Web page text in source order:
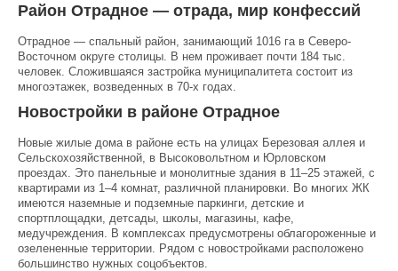
Район Отрадное — отрада, мир конфессий
Отрадное — спальный район, занимающий 1016 га в Северо-
Восточном округе столицы. В нем проживает почти 184 тыс.
человек. Сложившаяся застройка муниципалитета состоит из
многоэтажек, возведенных в 70-х годах.
Новостройки в районе Отрадное
Новые жилые дома в районе есть на улицах Березовая аллея и
Сельскохозяйственной, в Высоковольтном и Юрловском
проездах. Это панельные и монолитные здания в 11–25 этажей, с
квартирами из 1–4 комнат, различной планировки. Во многих ЖК
имеются наземные и подземные паркинги, детские и
спортплощадки, детсады, школы, магазины, кафе,
медучреждения. В комплексах предусмотрены облагороженные и
озелененные территории. Рядом с новостройками расположено
большинство нужных соцобъектов.